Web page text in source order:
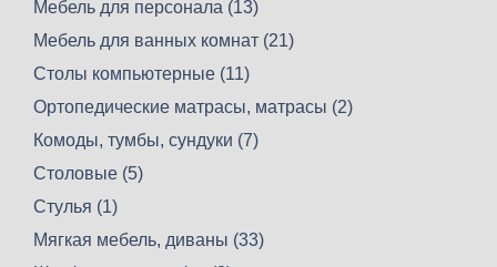
Мебель для персонала (13)
Мебель для ванных комнат (21)
Столы компьютерные (11)
Ортопедические матрасы, матрасы (2)
Комоды, тумбы, сундуки (7)
Столовые (5)
Стулья (1)
Мягкая мебель, диваны (33)